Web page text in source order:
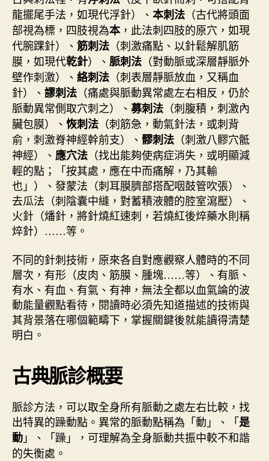
龍擺尾手法，如現代浮針）、 本刺法 （古代將頭面
部視為標，四肢視為本 ，此法刺四肢的原穴，如現
代腕踝針）、 筋刺法 （刺激痛點、以針鬆解肌筋
膜，如現代乾針）、 脈刺法 （對動脈或深層靜脈外
壁作刺激）、 絡刺法 （刺表層靜脈放血，又稱血
針）、 謬刺法 （痛處與脈動異常處左右相反，仍於
脈動異常側取穴刺之）、 募刺法 （刺腹積，刺激內
臟包膜）、 恢刺法 （刺筋急，動氣針法，或刺背
俞，刺激脊神經幹前支）、 髎刺法 （刺激八髎穴骶
神經）、 應穴法 （找出能夠使病症消失，或明顯減
輕的點；「按其處，應在中而痛解，乃其輸
也」）、發蒙法（刺耳膜臍部搭配咽鼓管吹張）、
去瓜法（刺陰囊中縫，對蓄積液體的腔室瀉壓）、
火針（燔針，將針燒紅速刺，若燒紅後焠藥水則稱
焠針）……等。
不同的針刺技術，原來各自對應觀察人體時的不同
層次，有形（皮肉、筋膜、腫塊……等）、有脈、
有水、有血、有氣、有神，無法全都以血氣論的波
動能量觀點看待，閱讀時必須先知道描述的技術與
其背景落在哪個範疇下，掌握關鍵後就能讀得清楚
明白。
古典脈診概要
脈診方法，可以取全身所有脈動之處左右比較，找
出特異的躁動點。異常的脈動點稱為「動」、「是
動」、「躁」，可理解為全身脈動共振中較不和諧
的失衡處。